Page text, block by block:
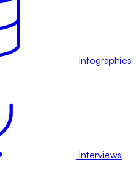
Infographies
Interviews